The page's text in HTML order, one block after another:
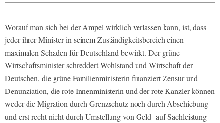
Worauf man sich bei der Ampel wirklich verlassen kann, ist, dass
jeder ihrer Minister in seinem Zuständigkeitsbereich einen
maximalen Schaden für Deutschland bewirkt. Der grüne
Wirtschaftsminister schreddert Wohlstand und Wirtschaft der
Deutschen, die grüne Familienministerin finanziert Zensur und
Denunziation, die rote Innenministerin und der rote Kanzler können
weder die Migration durch Grenzschutz noch durch Abschiebung
und erst recht nicht durch Umstellung von Geld- auf Sachleistung